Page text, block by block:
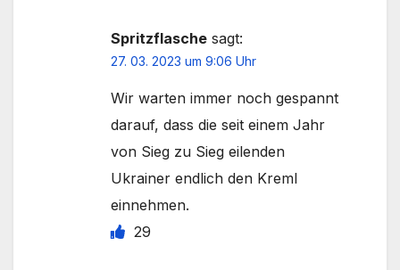
Spritzflasche sagt:
27. 03. 2023 um 9:06 Uhr
Wir warten immer noch gespannt
darauf, dass die seit einem Jahr
von Sieg zu Sieg eilenden
Ukrainer endlich den Kreml
einnehmen.
29